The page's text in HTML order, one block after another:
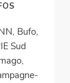
Bufo,
Sud